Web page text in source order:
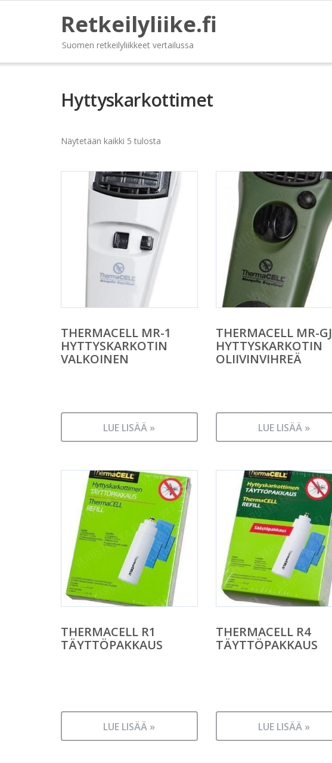
Retkeilyliike.fi
Suomen retkeilyliikkeet vertailussa
Hyttyskarkottimet
Näytetään kaikki 5 tulosta
THERMACELL MR-1
HYTTYSKARKOTIN
VALKOINEN
LUE LISÄÄ »
THERMACELL MR-GJ
HYTTYSKARKOTIN
OLIIVINVIHREÄ
LUE LISÄÄ »
THERMACELL R1
TÄYTTÖPAKKAUS
LUE LISÄÄ »
THERMACELL R4
TÄYTTÖPAKKAUS
LUE LISÄÄ »